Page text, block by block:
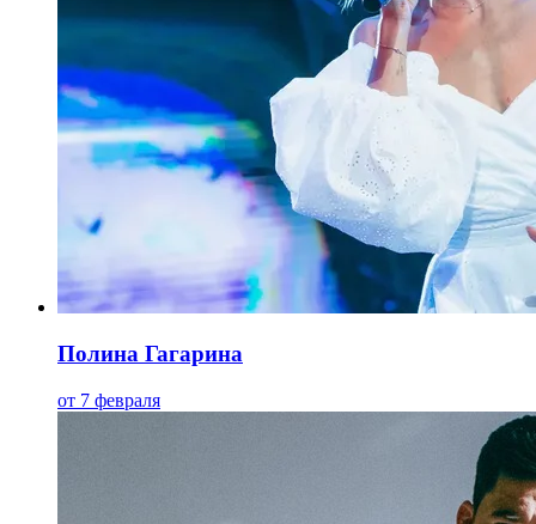
Полина Гагарина
от 7 февраля